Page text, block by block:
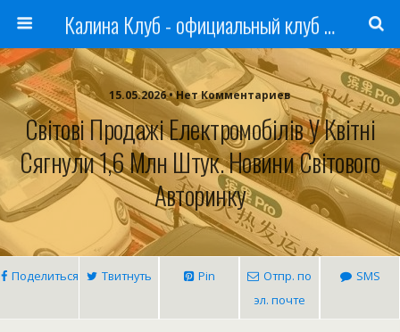
Калина Клуб - официальный клуб ЛАДА
15.05.2026 • Нет Комментариев
Світові Продажі Електромобілів У Квітні
Сягнули 1,6 Млн Штук. Новини Світового
Авторинку
Поделиться Твитнуть Pin
Отпр. по
эл. почте
SMS